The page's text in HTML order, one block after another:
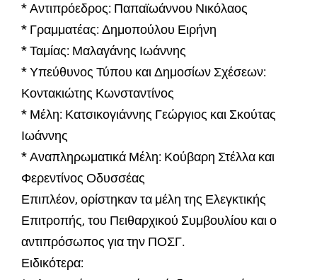
* Αντιπρόεδρος: Παπαϊωάννου Νικόλαος
* Γραμματέας: Δημοπούλου Ειρήνη
* Ταμίας: Μαλαγάνης Ιωάννης
* Υπεύθυνος Τύπου και Δημοσίων Σχέσεων:
Κοντακιώτης Κωνσταντίνος
* Μέλη: Κατσικογιάννης Γεώργιος και Σκούτας
Ιωάννης
* Αναπληρωματικά Μέλη: Κούβαρη Στέλλα και
Φερεντίνος Οδυσσέας
Επιπλέον, ορίστηκαν τα μέλη της Ελεγκτικής
Επιτροπής, του Πειθαρχικού Συμβουλίου και ο
αντιπρόσωπος για την ΠΟΣΓ.
Ειδικότερα: